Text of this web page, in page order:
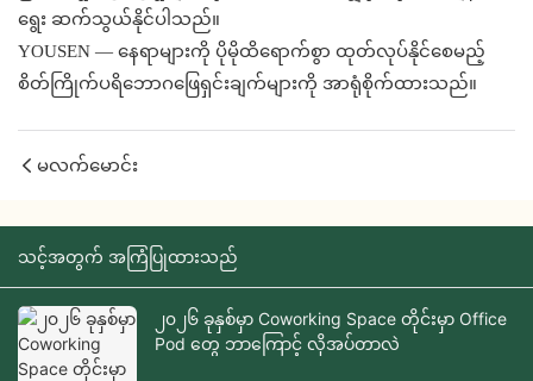
ရွေး ဆက်သွယ်နိုင်ပါသည်။
YOUSEN — နေရာများကို ပိုမိုထိရောက်စွာ ထုတ်လုပ်နိုင်စေမည့်
စိတ်ကြိုက်ပရိဘောဂဖြေရှင်းချက်များကို အာရုံစိုက်ထားသည်။
မလက်မောင်း
သင့်အတွက် အကြံပြုထားသည်
၂၀၂၆ ခုနှစ်မှာ Coworking Space တိုင်းမှာ Office
Pod တွေ ဘာကြောင့် လိုအပ်တာလဲ